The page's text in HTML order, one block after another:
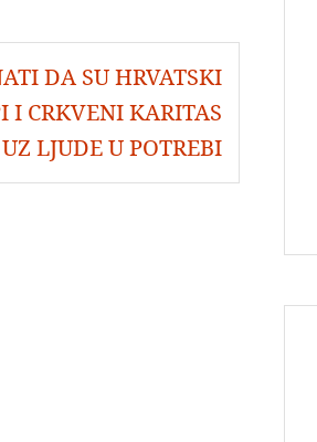
DA SU HRVATSKI
I CRKVENI KARITAS
LJUDE U POTREBI